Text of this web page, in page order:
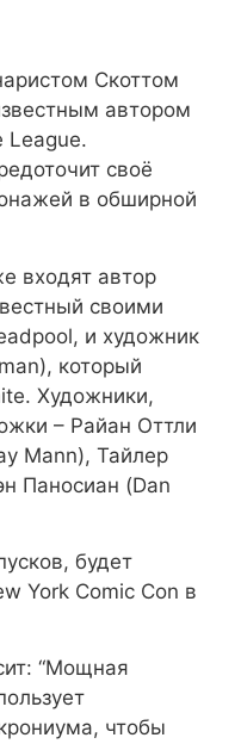
Скоттом
автором
League.
своё
в обширной
входят автор
своими
и художник
который
Художники,
– Райан Оттли
Mann), Тайлер
Паносиан (Dan
будет
York Comic Con в
“Мощная
чтобы